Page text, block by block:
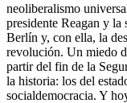
neoliberalismo
presidente Reagan y la
Berlín y, con ella, la
revolución. Un miedo
partir del fin de la
la historia: los del
socialdemocracia. Y